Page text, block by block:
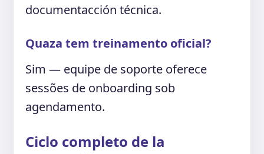
documentacción técnica.
Quaza tem treinamento oficial?
Sim — equipe de soporte oferece
sessões de onboarding sob
agendamento.
Ciclo completo de la